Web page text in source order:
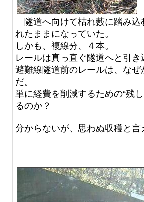
隧道へ向けて枯れ藪に踏み込
れたままになっていた。
しかも、複線分、４本。
レールは真っ直ぐ隧道へと引き
避難線隧道前のレールは、な
だ。
単に経費を削減するための“残
るのか？
分からないが、思わぬ収穫と言